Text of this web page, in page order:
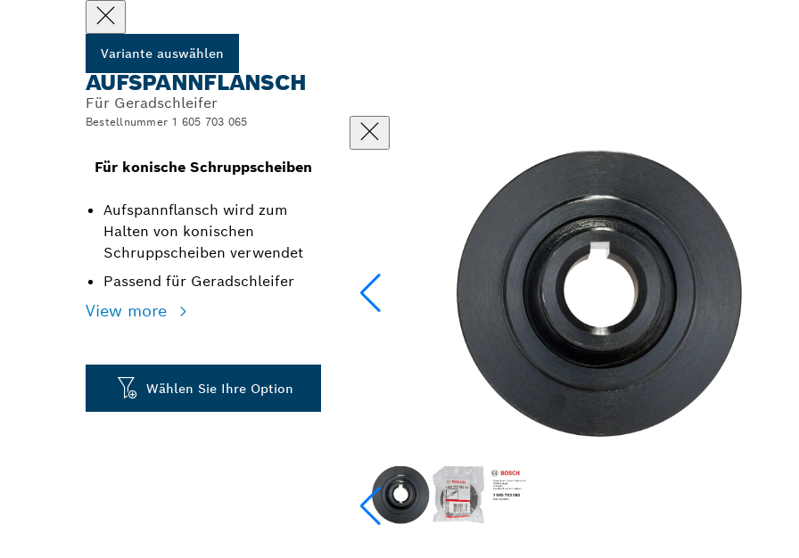
Variante auswählen
AUFSPANNFLANSCH
Für Geradschleifer
Bestellnummer 1 605 703 065
Für konische Schruppscheiben
Aufspannflansch wird zum
Halten von konischen
Schruppscheiben verwendet
Passend für Geradschleifer
View more
Wählen Sie Ihre Option